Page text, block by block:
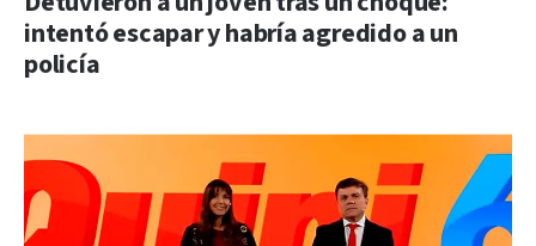
intentó escapar y habría agredido a un
policía